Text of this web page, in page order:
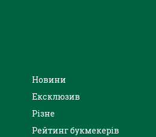
Новини
Ексклюзив
Різне
Рейтинг букмекерів